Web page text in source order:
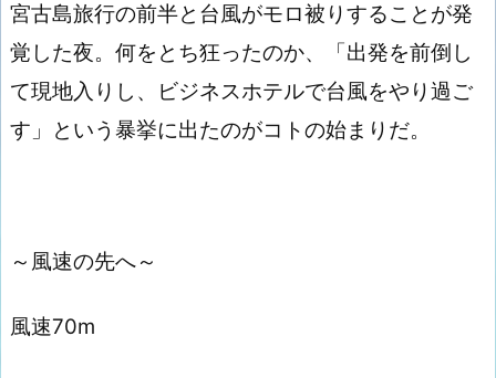
宮古島旅行の前半と台風がモロ被りすることが発
覚した夜。何をとち狂ったのか、「出発を前倒し
て現地入りし、ビジネスホテルで台風をやり過ご
す」という暴挙に出たのがコトの始まりだ。
～風速の先へ～
風速70m